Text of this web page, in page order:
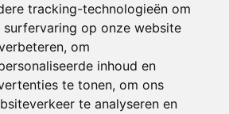
tracking-technologieën om
surfervaring op onze website
om
inhoud en
te tonen, om ons
te analyseren en